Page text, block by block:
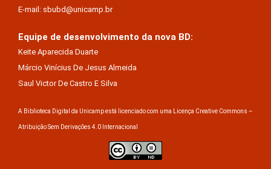
E-mail: sbubd@unicamp.br
Equipe de desenvolvimento da nova BD:
Keite Aparecida Duarte
Márcio Vinícius De Jesus Almeida
Saul Victor De Castro E Silva
A Biblioteca Digital da Unicamp está licenciado com uma Licença Creative Commons –
Atribuição Sem Derivações 4.0 Internacional